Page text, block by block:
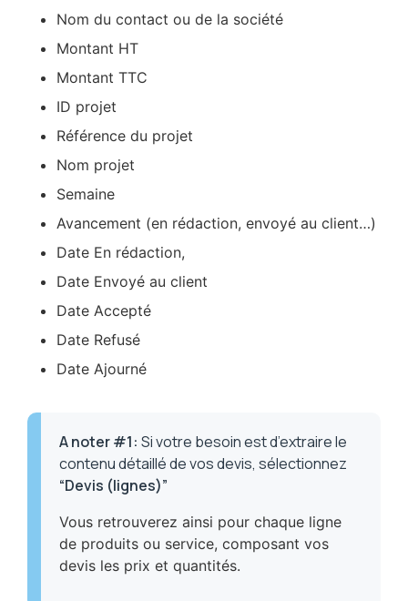
Nom du contact ou de la société
Montant HT
Montant TTC
ID projet
Référence du projet
Nom projet
Semaine
Avancement (en rédaction, envoyé au client…)
Date En rédaction,
Date Envoyé au client
Date Accepté
Date Refusé
Date Ajourné
A noter #1: Si votre besoin est d’extraire le
contenu détaillé de vos devis, sélectionnez
“Devis (lignes)”
Vous retrouverez ainsi pour chaque ligne
de produits ou service, composant vos
devis les prix et quantités.